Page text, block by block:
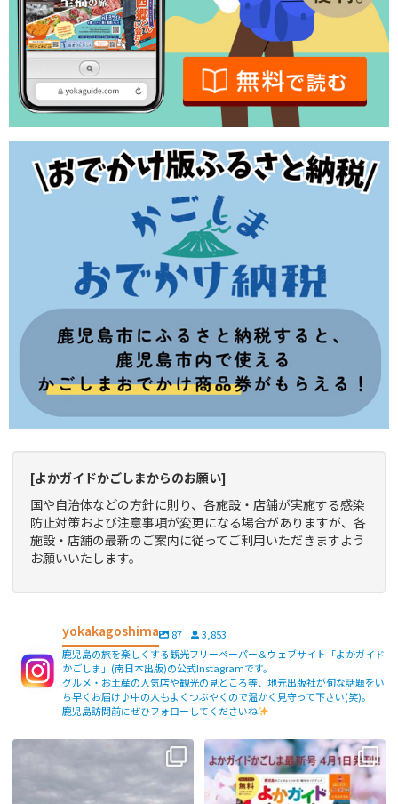
[よかガイドかごしまからのお願い]
国や自治体などの方針に則り、各施設・店舗が実施する感染
防止対策および注意事項が変更になる場合がありますが、各
施設・店舗の最新のご案内に従ってご利用いただきますよう
お願いいたします。
yokakagoshima 87
3,853
鹿児島の旅を楽しくする観光フリーペーパー＆ウェブサイト「よかガイド
かごしま」(南日本出版)の公式Instagramです。
グルメ・お土産の人気店や観光の見どころ等、地元出版社が旬な話題をい
ち早くお届け♪中の人もよくつぶやくので温かく見守って下さい(笑)。
鹿児島訪問前にぜひフォローしてくださいね
【fromよかガイド】〜鹿児島観光の よかガイド最新号、ぜひご覧くださ
い
【fromよかガイド】
...